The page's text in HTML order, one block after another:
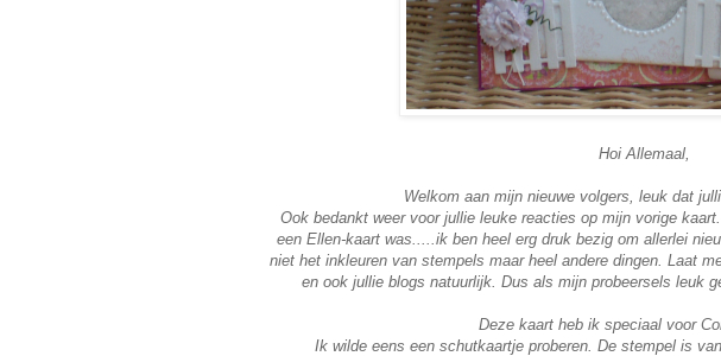
Hoi Allemaal,
Welkom aan mijn nieuwe volgers, leuk dat
Ook bedankt weer voor jullie leuke reacties op mijn vorige
een Ellen-kaart was.....ik ben heel erg druk bezig om allerlei
niet het inkleuren van stempels maar heel andere dingen. Laat
en ook jullie blogs natuurlijk. Dus als mijn probeersels leuk
Deze kaart heb ik speciaal voor
Ik wilde eens een schutkaartje proberen. De stempel is